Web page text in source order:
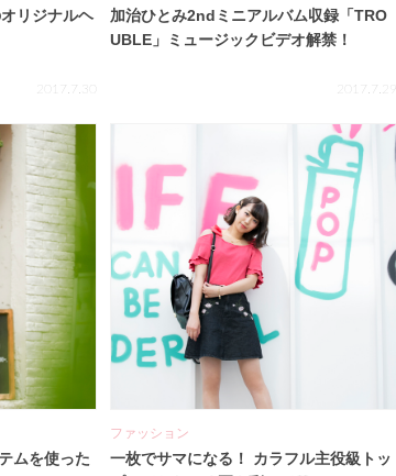
リジナルヘ
2017.7.30
加治ひとみ2ndミニアルバム収録「TRO
UBLE」ミュージックビデオ解禁！
2017.7.29
ムを使った
ファッション
一枚でサマになる！ カラフル主役級トッ